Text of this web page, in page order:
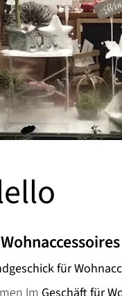
für
Im Geschäft für